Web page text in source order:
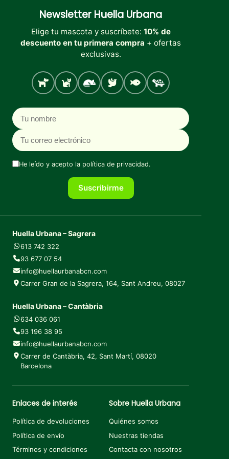
producto
Newsletter Huella Urbana
Elige tu mascota y suscríbete: 10% de
descuento en tu primera compra + ofertas
exclusivas.
Perro Gato Roedores
Aves PecesTortugas
Nombre
Correo electrónico
He leído y acepto la política de privacidad.
Suscribirme
Huella Urbana – Sagrera
613 742 322
93 677 07 54
info@huellaurbanabcn.com
Carrer Gran de la Sagrera, 164, Sant Andreu, 08027
Huella Urbana – Cantàbria
634 036 061
93 196 38 95
info@huellaurbanabcn.com
Carrer de Cantàbria, 42, Sant Martí, 08020
Barcelona
Enlaces de interés
Política de devoluciones
Política de envío
Términos y condiciones
Sobre Huella Urbana
Quiénes somos
Nuestras tiendas
Contacta con nosotros